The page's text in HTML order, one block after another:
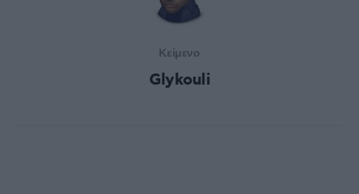
Κείμενο
Glykouli